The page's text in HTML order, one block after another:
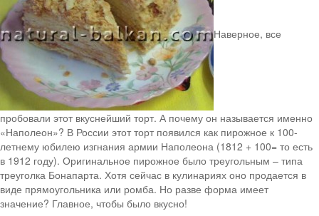
Наверное, все
пробовали этот вкуснейший торт. А почему он называется именно
«Наполеон»? В России этот торт появился как пирожное к 100-
летнему юбилею изгнания армии Наполеона (1812 + 100= то есть
в 1912 году). Оригинальное пирожное было треугольным – типа
треуголка Бонапарта. Хотя сейчас в кулинариях оно продается в
виде прямоугольника или ромба. Но разве форма имеет
значение? Главное, чтобы было вкусно!